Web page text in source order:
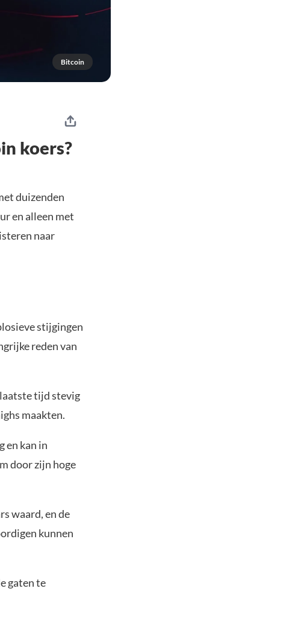
Bitcoin
koers?
duizenden
en alleen met
naar
stijgingen
reden van
tijd stevig
maakten.
en kan in
door zijn hoge
waard, en de
kunnen
gaten te